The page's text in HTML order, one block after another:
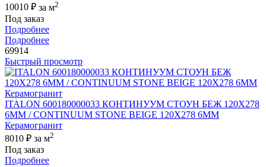
10010 ₽ за м2
Под заказ
Подробнее
Подробнее
69914
Быстрый просмотр
ITALON 600180000033 КОНТИНУУМ СТОУН БЕЖ 120X278
6ММ / CONTINUUM STONE BEIGE 120X278 6MM
Керамогранит
8010 ₽ за м2
Под заказ
Подробнее